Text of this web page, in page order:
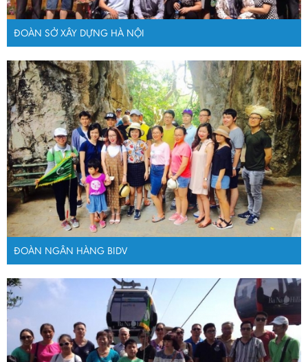
ĐOÀN SỞ XÂY DỰNG HÀ NỘI
ĐOÀN NGÂN HÀNG BIDV